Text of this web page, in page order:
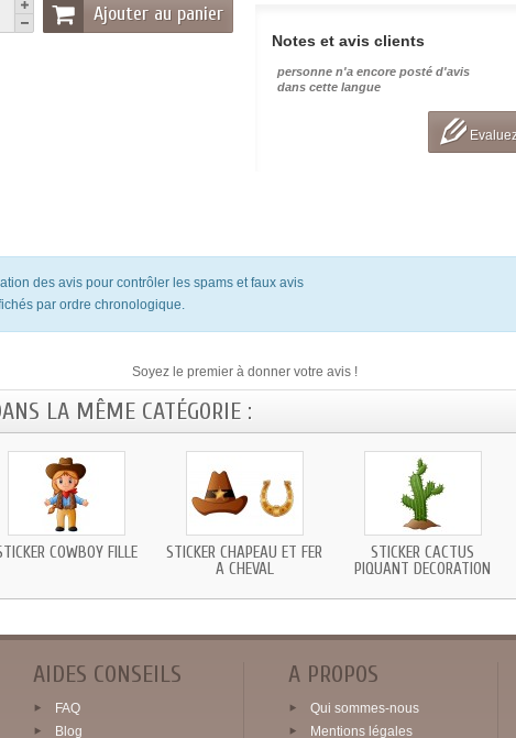
Notes et avis clients
personne n'a encore posté d'avis
dans cette langue
Ajouter au panier
des avis pour contrôler les spams et faux avis
par ordre chronologique.
Soyez le premier à donner votre avis !
LA MÊME CATÉGORIE :
COWBOY FILLE
STICKER CHAPEAU ET FER
A CHEVAL
STICKER CACTUS
PIQUANT DECORATION
AIDES CONSEILS
FAQ
Blog
A PROPOS
Qui sommes-nous
Mentions légales